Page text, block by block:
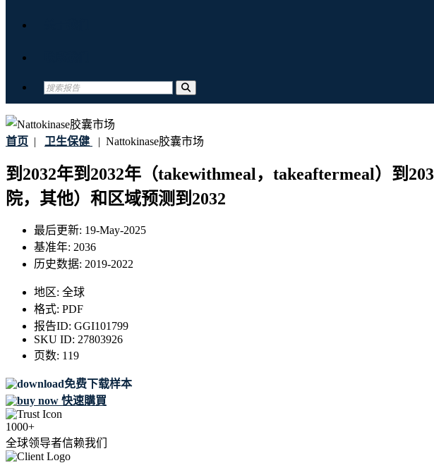
首页 | 卫生保健 | Nattokinase胶囊市场
到2032年到2032年（takewithmeal，takeaftermeal）到
院，其他）和区域预测到2032
最后更新: 19-May-2025
基准年: 2036
历史数据: 2019-2022
地区: 全球
格式: PDF
报告ID: GGI101799
SKU ID: 27803926
页数: 119
免费下载样本
快速購買
1000+
全球领导者信赖我们